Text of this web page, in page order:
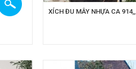
XÍCH ĐU MÂY NHỰA CA 914,,